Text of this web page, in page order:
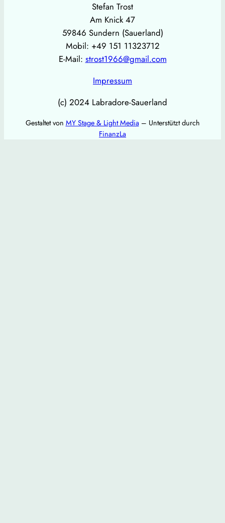
Stefan Trost
Am Knick 47
59846 Sundern (Sauerland)
Mobil: +49 151 11323712
E-Mail: strost1966@gmail.com
Impressum
(c) 2024 Labradore-Sauerland
Gestaltet von MY Stage & Light Media – Unterstützt durch
FinanzLa